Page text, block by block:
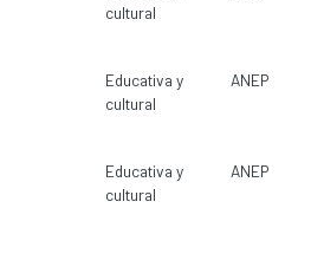
cultural
Educativa y
cultural
ANEP
Educativa y
cultural
ANEP